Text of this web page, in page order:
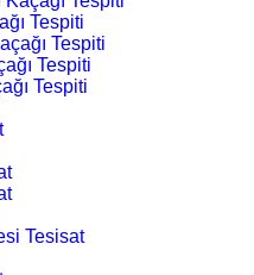
Tespiti
Tespiti
Tespiti
Tespiti
Tesisat